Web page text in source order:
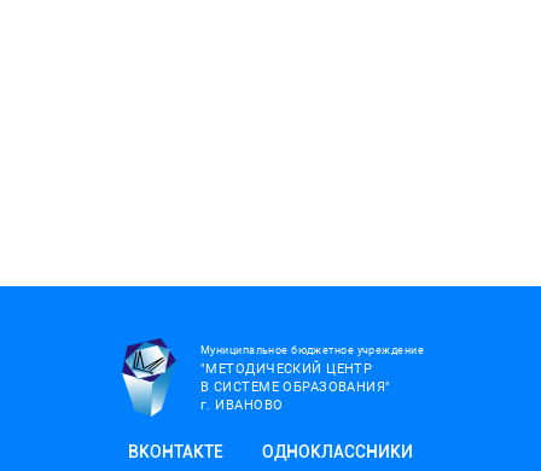
Муниципальное бюджетное учреждение
"МЕТОДИЧЕСКИЙ ЦЕНТР
В СИСТЕМЕ ОБРАЗОВАНИЯ"
г. ИВАНОВО
ВКОНТАКТЕ ОДНОКЛАССНИКИ